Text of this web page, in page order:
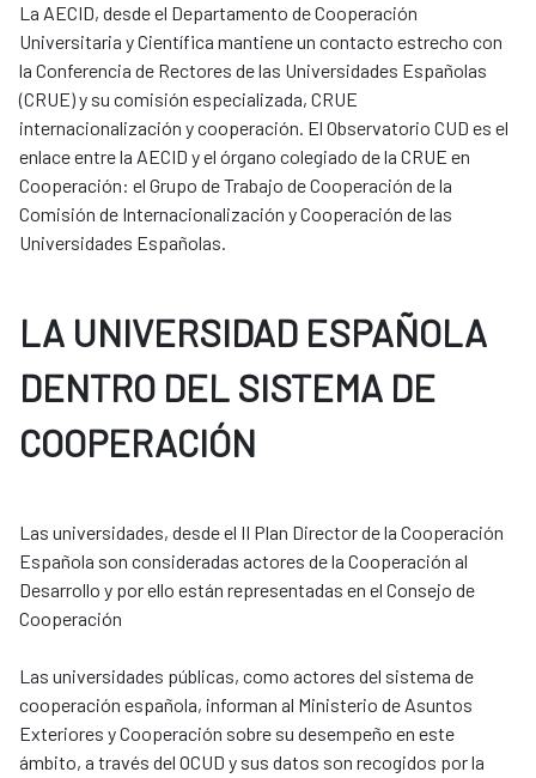
La AECID, desde el Departamento de Cooperación
Universitaria y Científica mantiene un contacto estrecho con
la Conferencia de Rectores de las Universidades Españolas
(CRUE) y su comisión especializada, CRUE
internacionalización y cooperación. El Observatorio CUD es el
enlace entre la AECID y el órgano colegiado de la CRUE en
Cooperación: el Grupo de Trabajo de Cooperación de la
Comisión de Internacionalización y Cooperación de las
Universidades Españolas.
LA UNIVERSIDAD ESPAÑOLA
DENTRO DEL SISTEMA DE
COOPERACIÓN
Las universidades, desde el II Plan Director de la Cooperación
Española son consideradas actores de la Cooperación al
Desarrollo y por ello están representadas en el Consejo de
Cooperación
Las universidades públicas, como actores del sistema de
cooperación española, informan al Ministerio de Asuntos
Exteriores y Cooperación sobre su desempeño en este
ámbito, a través del OCUD y sus datos son recogidos por la